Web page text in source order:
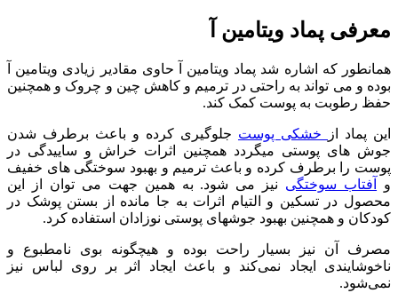
معرفی پماد ویتامین آ
همانطور که اشاره شد پماد ویتامین آ حاوی مقادیر زیادی ویتامین آ
بوده و می تواند به راحتی در ترمیم و کاهش چین و چروک و همچنین
حفظ رطوبت به پوست کمک کند.
این پماد از خشکی پوست جلوگیری کرده و باعث برطرف شدن
جوش های پوستی میگردد همچنین اثرات خراش و ساییدگی در
پوست را برطرف کرده و باعث ترمیم و بهبود سوختگی های خفیف
و
آفتاب سوختگی نیز می شود. به همین جهت می توان از این
محصول در تسکین و التیام اثرات به جا مانده از بستن پوشک در
کودکان و همچنین بهبود جوشهای پوستی نوزادان استفاده کرد.
مصرف آن نیز بسیار راحت بوده و هیچگونه بوی نامطبوع و
ناخوشایندی ایجاد نمی‌کند و باعث ایجاد اثر بر روی لباس نیز
نمی‌شود.